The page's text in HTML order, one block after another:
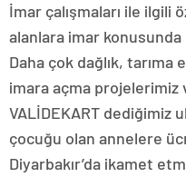
İmar çalışmaları ile ilgili
alanlara imar konusunda
Daha çok dağlık,
imara açma projelerimiz
VALİDEKART dediğimiz
çocuğu olan annelere
Diyarbakır’da ikamet